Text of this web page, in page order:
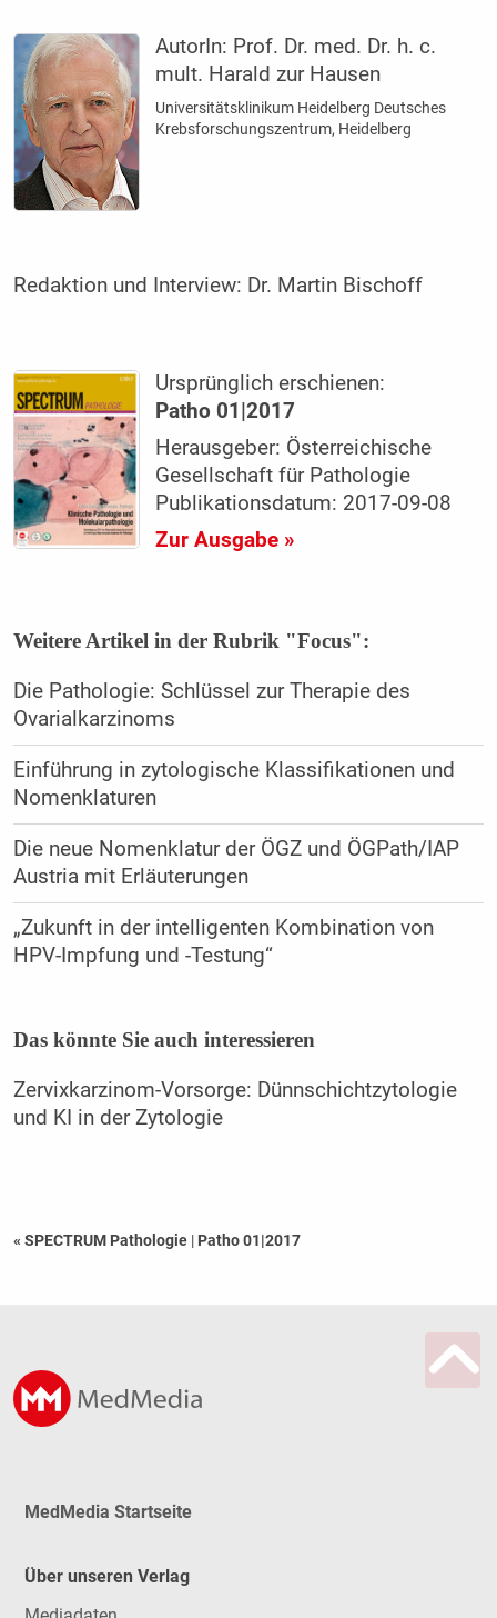
AutorIn: Prof. Dr. med. Dr. h. c.
mult. Harald zur Hausen
Universitätsklinikum Heidelberg Deutsches
Krebsforschungs­zentrum, Heidelberg
Redaktion und Interview: Dr. Martin Bischoff
Ursprünglich erschienen:
Patho 01|2017
Herausgeber: Österreichische
Gesellschaft für Pathologie
Publikationsdatum: 2017-09-08
Zur Ausgabe »
Weitere Artikel in der Rubrik "Focus":
Die Pathologie: Schlüssel zur Therapie des
Ovarialkarzinoms
Einführung in zytologische Klassifikationen und
Nomenklaturen
Die neue Nomenklatur der ÖGZ und ÖGPath/IAP
Austria mit Erläuterungen
„Zukunft in der intelligenten Kombination von
HPV-Impfung und -Testung“
Das könnte Sie auch interessieren
Zervixkarzinom-Vorsorge: Dünnschichtzytologie
und KI in der Zytologie
« SPECTRUM Pathologie | Patho 01|2017
MedMedia Startseite
Über unseren Verlag